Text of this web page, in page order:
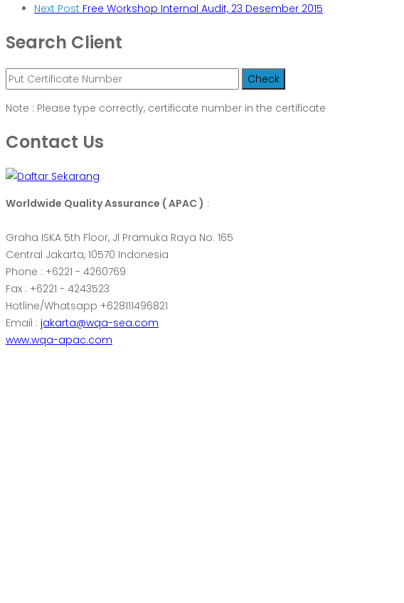
Next Post Free Workshop Internal Audit, 23 Desember 2015
Search Client
Note : Please type correctly, certificate number in the certificate
Contact Us
Worldwide Quality Assurance ( APAC ) :
Graha ISKA 5th Floor, Jl Pramuka Raya No. 165
Central Jakarta, 10570 Indonesia
Phone : +6221 - 4260769
Fax : +6221 - 4243523
Hotline/Whatsapp +628111496821
Email : jakarta@wqa-sea.com
www.wqa-apac.com